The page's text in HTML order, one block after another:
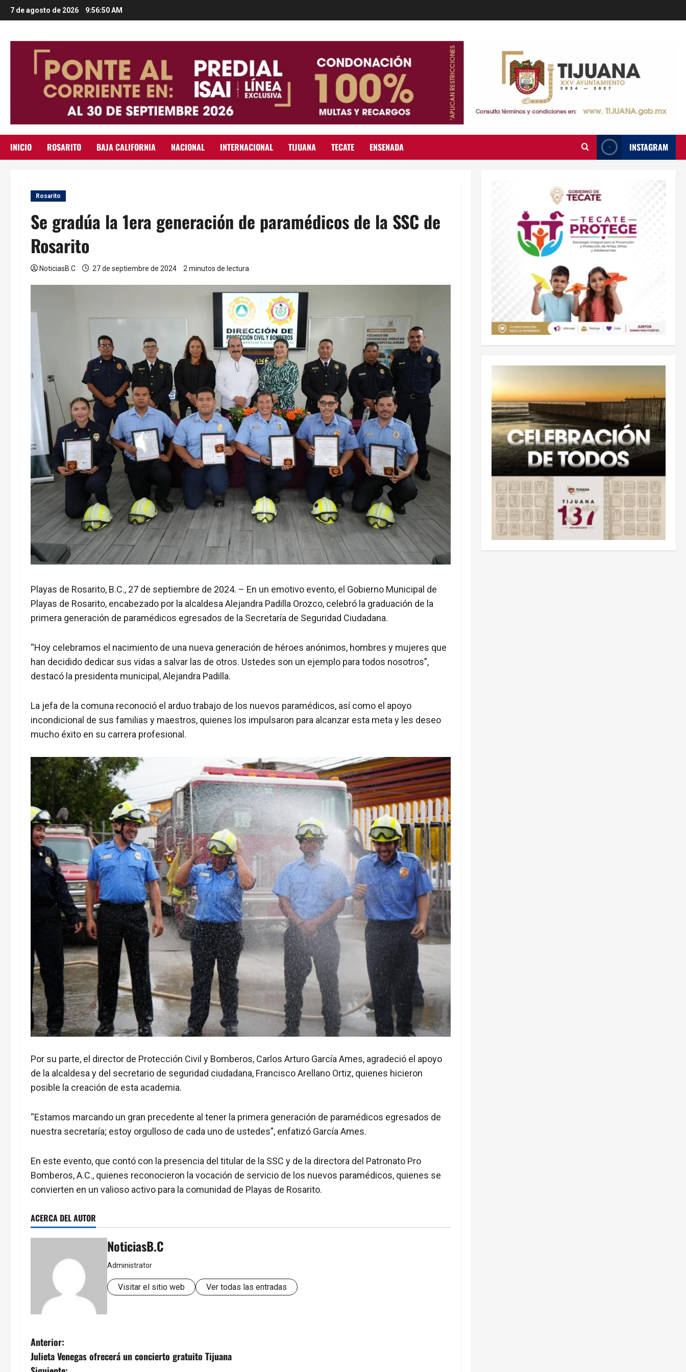
Saltar
al
7 de agosto de 2026 9:56:52 AM
INICIO ROSARITO BAJA CALIFORNIA NACIONAL INTERNACIONAL TIJUANA TECATE ENSENADA INSTAGRAM
Rosarito
Se gradúa la 1era generación de paramédicos de la SSC de
Rosarito
NoticiasB.C 27 de septiembre de 2024 2 minutos de lectura
Playas de Rosarito, B.C., 27 de septiembre de 2024. – En un emotivo evento, el Gobierno Municipal de
Playas de Rosarito, encabezado por la alcaldesa Alejandra Padilla Orozco, celebró la graduación de la
primera generación de paramédicos egresados de la Secretaría de Seguridad Ciudadana.
“Hoy celebramos el nacimiento de una nueva generación de héroes anónimos, hombres y mujeres que
han decidido dedicar sus vidas a salvar las de otros. Ustedes son un ejemplo para todos nosotros”,
destacó la presidenta municipal, Alejandra Padilla.
La jefa de la comuna reconoció el arduo trabajo de los nuevos paramédicos, así como el apoyo
incondicional de sus familias y maestros, quienes los impulsaron para alcanzar esta meta y les deseo
mucho éxito en su carrera profesional.
Por su parte, el director de Protección Civil y Bomberos, Carlos Arturo García Ames, agradeció el apoyo
de la alcaldesa y del secretario de seguridad ciudadana, Francisco Arellano Ortiz, quienes hicieron
posible la creación de esta academia.
“Estamos marcando un gran precedente al tener la primera generación de paramédicos egresados de
nuestra secretaría; estoy orgulloso de cada uno de ustedes”, enfatizó García Ames.
En este evento, que contó con la presencia del titular de la SSC y de la directora del Patronato Pro
Bomberos, A.C., quienes reconocieron la vocación de servicio de los nuevos paramédicos, quienes se
convierten en un valioso activo para la comunidad de Playas de Rosarito.
ACERCA DEL AUTOR
NoticiasB.C
Administrator
Visitar el sitio web Ver todas las entradas
N
a
Anterior:
Julieta Venegas ofrecerá un concierto gratuito Tijuana